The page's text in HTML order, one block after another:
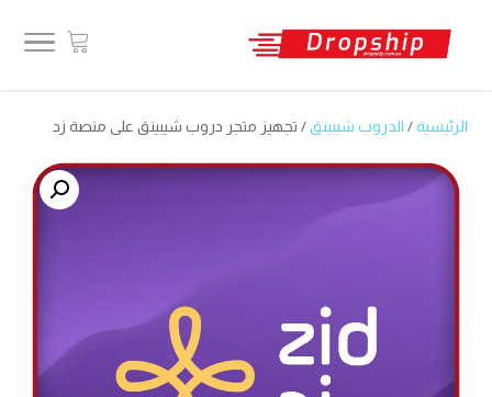
الرئيسية/ الدروب شيبينق/ تجهيز متجر دروب شيبينق على منصة زد